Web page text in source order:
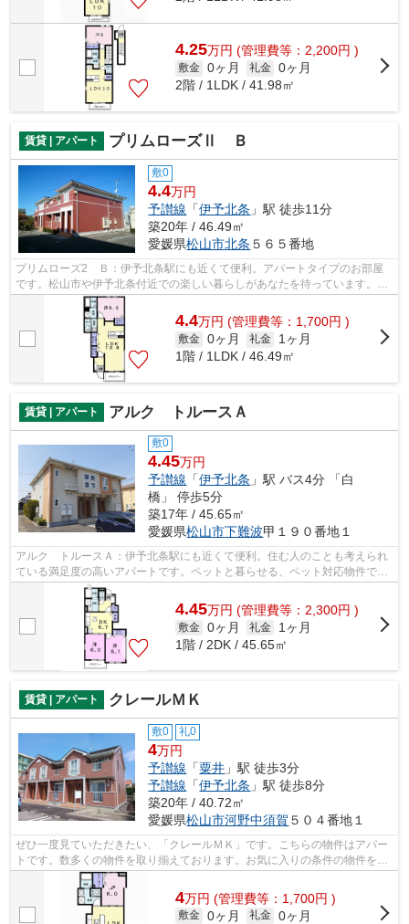
4.25万円 (管理費等：2,200円 )
敷金 0ヶ月 礼金 0ヶ月
2階 / 1LDK / 41.98㎡
賃貸 | アパート プリムローズⅡ Ｂ
敷0
4.4万円
予讃線 「伊予北条 」駅 徒歩11分
築20年 / 46.49㎡
愛媛県松山市北条 ５６５番地
プリムローズ2 Ｂ：伊予北条駅にも近くて便利。アパートタイプのお部屋
です。松山市や伊予北条付近での楽しい暮らしがあなたを待っています。素
敵なお部屋を私達と一緒に見つけるため...
4.4万円 (管理費等：1,700円 )
敷金 0ヶ月 礼金
1ヶ月
1階 / 1LDK / 46.49㎡
賃貸 | アパート アルク トルースＡ
敷0
4.45万円
予讃線 「伊予北条 」駅 バス4分 「白
橋」 停歩5分
築17年 / 45.65㎡
愛媛県松山市下難波甲１９０番地１
アルク トルースＡ：伊予北条駅にも近くて便利。住む人のことも考えられ
ている満足度の高いアパートです。ペットと暮らせる、ペット対応物件で
す。松山市地域に密着した当社なら、お...
4.45万円 (管理費等：2,300円 )
敷金 0ヶ月 礼金
1ヶ月
1階 / 2DK / 45.65㎡
賃貸 | アパート クレールＭＫ
敷0 礼0
4万円
予讃線 「粟井 」駅 徒歩3分
予讃線 「伊予北条 」駅 徒歩8分
築20年 / 40.72㎡
愛媛県松山市河野中須賀 ５０４番地１
ぜひ一度見ていただきたい、「クレールＭＫ」です。こちらの物件はアパー
トです。数多くの物件を取り揃えております。お気に入りの条件の物件をお
探し下さい。ご要望やご質問もお気軽...
4万円 (管理費等：1,700円 )
敷金 0ヶ月 礼金 0ヶ月